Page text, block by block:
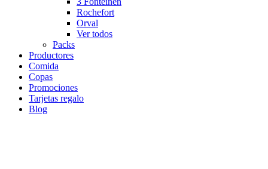
Rochefort
Orval
Ver todos
Packs
Productores
Comida
Copas
Promociones
Tarjetas regalo
Blog